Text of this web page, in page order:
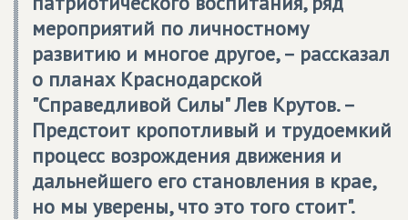
мероприятий по личностному
развитию и многое другое, – рассказал
о планах Краснодарской
"Справедливой Силы" Лев Крутов. –
Предстоит кропотливый и трудоемкий
процесс возрождения движения и
дальнейшего его становления в крае,
но мы уверены, что это того стоит".